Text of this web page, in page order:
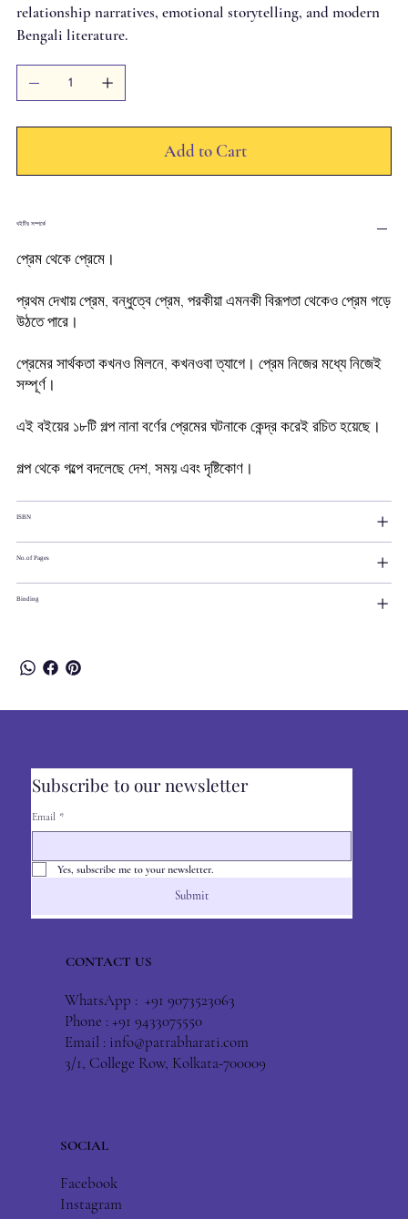
relationship narratives, emotional storytelling, and modern
Bengali literature.
Add to Cart
বইটির সম্পর্কে
প্রেম থেকে প্রেমে।
প্রথম দেখায় প্রেম, বন্ধুত্বে প্রেম, পরকীয়া এমনকী বিরূপতা থেকেও প্রেম গড়ে
উঠতে পারে।
প্রেমের সার্থকতা কখনও মিলনে, কখনওবা ত্যাগে। প্রেম নিজের মধ্যে নিজেই
সম্পূর্ণ।
এই বইয়ের ১৮টি গল্প নানা বর্ণের প্রেমের ঘটনাকে কেন্দ্র করেই রচিত হয়েছে।
গল্প থেকে গল্পে বদলেছে দেশ, সময় এবং দৃষ্টিকোণ।
ISBN
No.of Pages
Binding
Subscribe to our newsletter
Email *
Yes, subscribe me to your newsletter.
Submit
CONTACT US
WhatsApp : +91 9073523063
Phone : +91 9433075550
Email : info@patrabharati.com
3/1, College Row, Kolkata-700009
SOCIAL
Facebook
Instagram